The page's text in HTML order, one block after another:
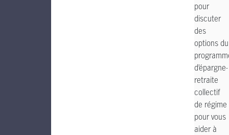
pour
discuter
des
options du
d’épargne-
retraite
collectif
de régime
pour vous
aider à